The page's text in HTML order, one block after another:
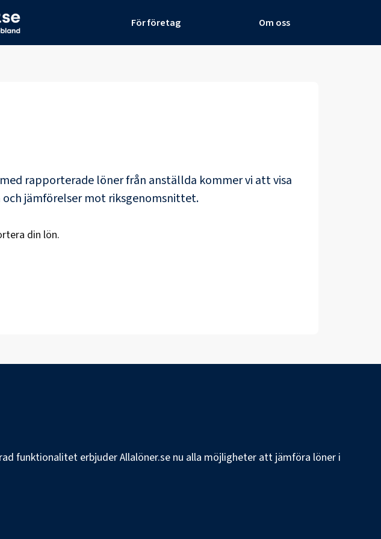
För företag Om oss
rapporterade löner från anställda kommer vi att visa
jämförelser mot riksgenomsnittet.
din lön.
funktionalitet erbjuder Allalöner.se nu alla möjligheter att jämföra löner i